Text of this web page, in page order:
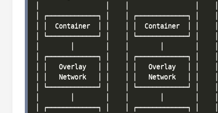
│ ┌─────────────┐ │    │ ┌─────────────┐ │
│ │  Container  │ │    │ │  Container  │ │
│ └─────────────┘ │    │ └─────────────┘ │
│ ┌─────────────┐ │    │ ┌─────────────┐ │
│ │   Overlay   │ │    │ │   Overlay   │ │
│ │   Network   │ │    │ │   Network   │ │
│ └─────────────┘ │    │ └─────────────┘ │
│ ┌─────────────┐ │    │ ┌─────────────┐ │